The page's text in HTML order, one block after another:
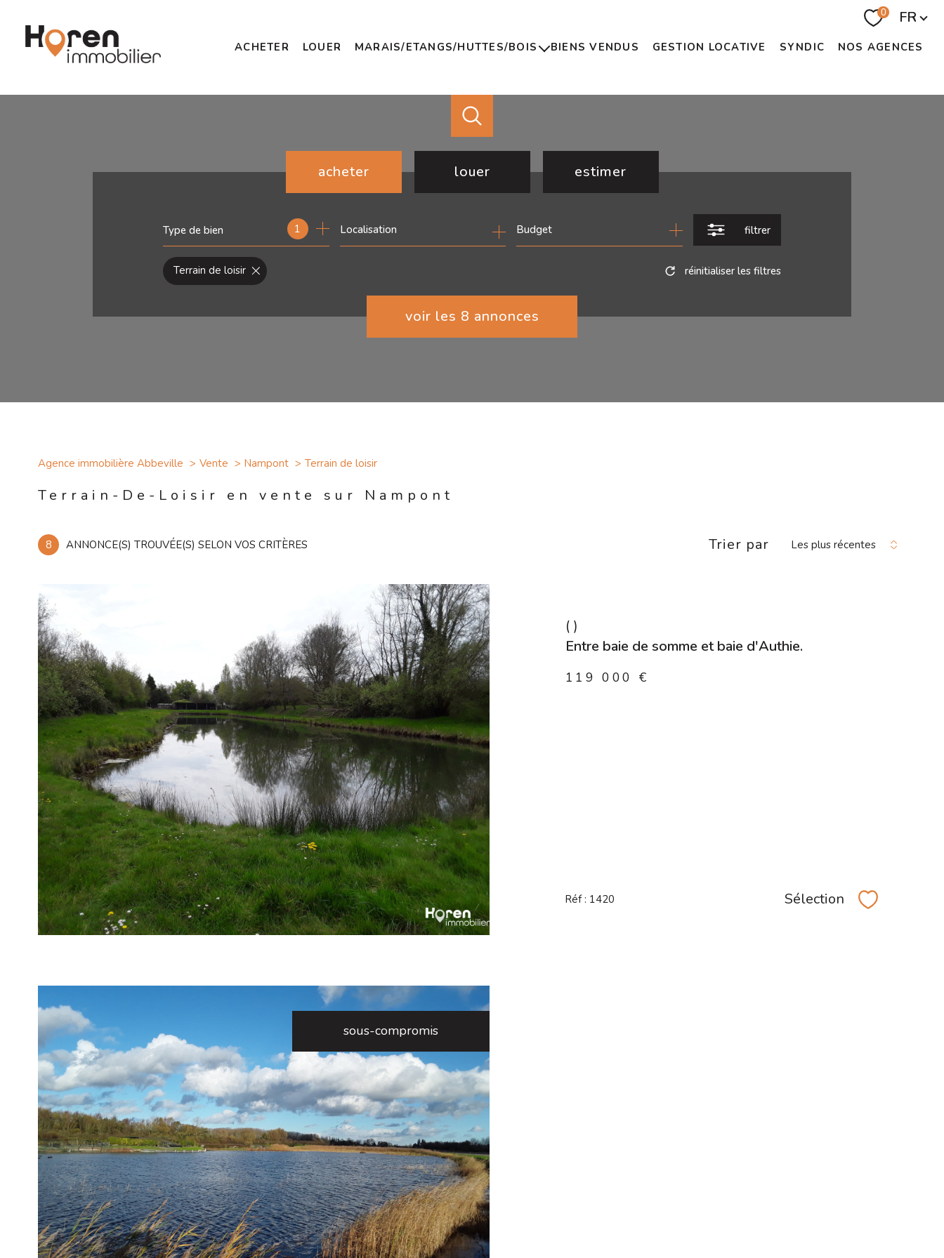
0 Langue
FR
ACHETER LOUER MARAIS/ETANGS/HUTTES/BOIS
Etangs
Huttes
Bois
BIENS VENDUS GESTION LOCATIVE SYNDIC NOS AGENCES
acheter
de l'ancien
louer
de l'immo pro
estimer
Type de bien 1 Budget filtrer
voir les 8 annonces
Terrain de loisir réinitialiser les filtres
Agence immobilière Abbeville Vente Nampont Terrain de loisir
Terrain-De-Loisir en vente sur Nampont
8 ANNONCE(S) TROUVÉE(S) SELON VOS CRITÈRES Trier par Les plus récentes
VOIR LE
BIEN
()
Entre baie de somme et baie d'Authie.
119 000 €
Réf : 1420 Sélection Sélectionner
sous-compromis
VOIR LE
BIEN